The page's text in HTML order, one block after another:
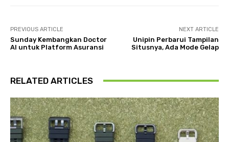
PREVIOUS ARTICLE
Sunday Kembangkan Doctor
AI untuk Platform Asuransi
NEXT ARTICLE
Unipin Perbarui Tampilan
Situsnya, Ada Mode Gelap
RELATED ARTICLES